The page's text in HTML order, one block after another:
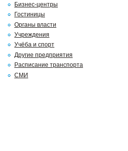
Бизнес-центры
Гостиницы
Органы власти
Учреждения
Учёба и спорт
Другие предприятия
Расписание транспорта
СМИ